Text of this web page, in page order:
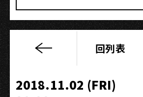
Chased
Ghost
of
回列表
2018.11.02 (FRI)